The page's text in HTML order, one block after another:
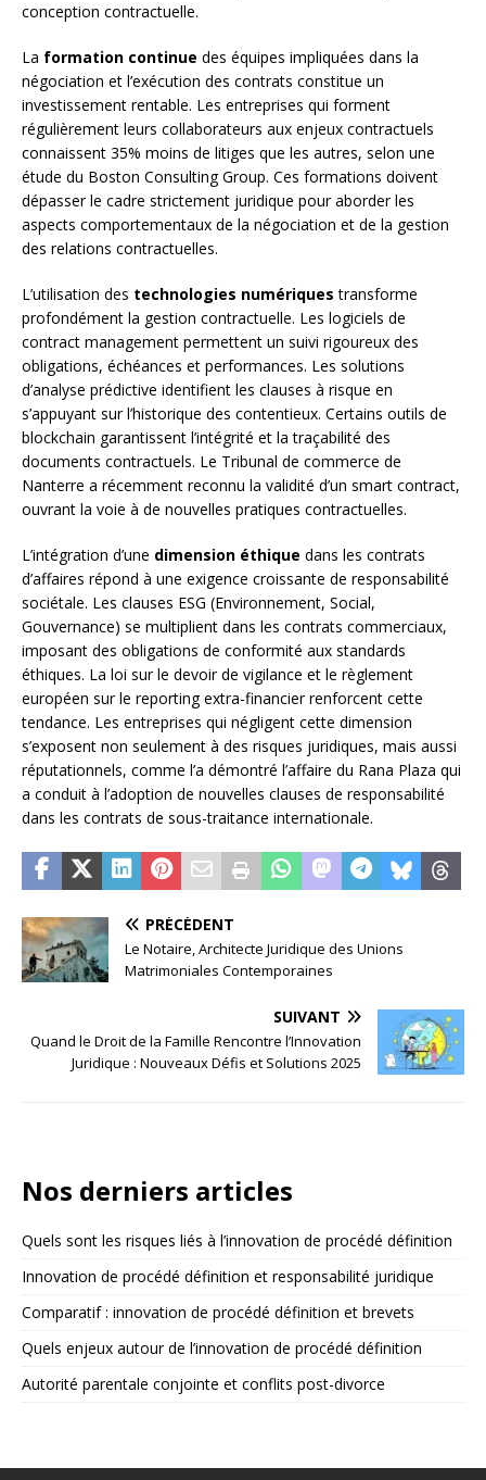
conception contractuelle.
La formation continue des équipes impliquées dans la
négociation et l’exécution des contrats constitue un
investissement rentable. Les entreprises qui forment
régulièrement leurs collaborateurs aux enjeux contractuels
connaissent 35% moins de litiges que les autres, selon une
étude du Boston Consulting Group. Ces formations doivent
dépasser le cadre strictement juridique pour aborder les
aspects comportementaux de la négociation et de la gestion
des relations contractuelles.
L’utilisation des technologies numériques transforme
profondément la gestion contractuelle. Les logiciels de
contract management permettent un suivi rigoureux des
obligations, échéances et performances. Les solutions
d’analyse prédictive identifient les clauses à risque en
s’appuyant sur l’historique des contentieux. Certains outils de
blockchain garantissent l’intégrité et la traçabilité des
documents contractuels. Le Tribunal de commerce de
Nanterre a récemment reconnu la validité d’un smart contract,
ouvrant la voie à de nouvelles pratiques contractuelles.
L’intégration d’une dimension éthique dans les contrats
d’affaires répond à une exigence croissante de responsabilité
sociétale. Les clauses ESG (Environnement, Social,
Gouvernance) se multiplient dans les contrats commerciaux,
imposant des obligations de conformité aux standards
éthiques. La loi sur le devoir de vigilance et le règlement
européen sur le reporting extra-financier renforcent cette
tendance. Les entreprises qui négligent cette dimension
s’exposent non seulement à des risques juridiques, mais aussi
réputationnels, comme l’a démontré l’affaire du Rana Plaza qui
a conduit à l’adoption de nouvelles clauses de responsabilité
dans les contrats de sous-traitance internationale.
PRÉCÉDENT
Le Notaire, Architecte Juridique des Unions
Matrimoniales Contemporaines
SUIVANT
Quand le Droit de la Famille Rencontre l’Innovation
Juridique : Nouveaux Défis et Solutions 2025
Nos derniers articles
Quels sont les risques liés à l’innovation de procédé définition
Innovation de procédé définition et responsabilité juridique
Comparatif : innovation de procédé définition et brevets
Quels enjeux autour de l’innovation de procédé définition
Autorité parentale conjointe et conflits post-divorce